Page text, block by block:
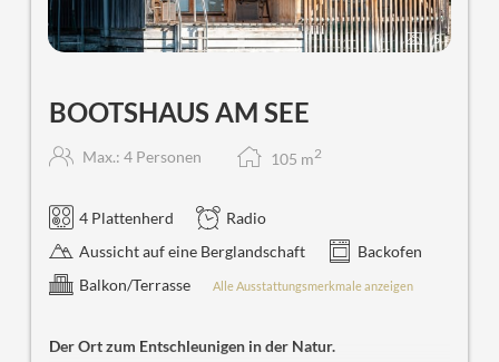
5
BOOTSHAUS AM SEE
Max.: 4 Personen 105 m2
4 Plattenherd
Radio
Aussicht auf eine Berglandschaft
Backofen
Balkon/Terrasse
Alle Ausstattungsmerkmale anzeigen
Der Ort zum Entschleunigen in der Natur.